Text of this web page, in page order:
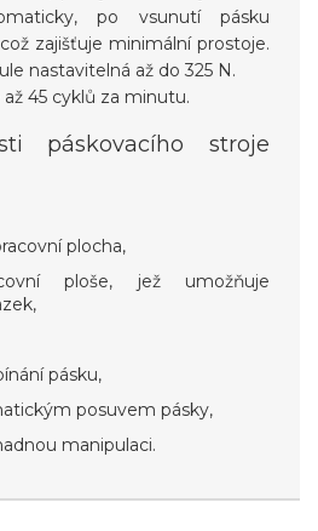
po vsunutí pásku
zajišťuje minimální prostoje.
nastavitelná až do 325 N.
45 cyklů za minutu.
páskovacího stroje
plocha,
ploše, jež umožňuje
pásku,
posuvem pásky,
manipulaci.